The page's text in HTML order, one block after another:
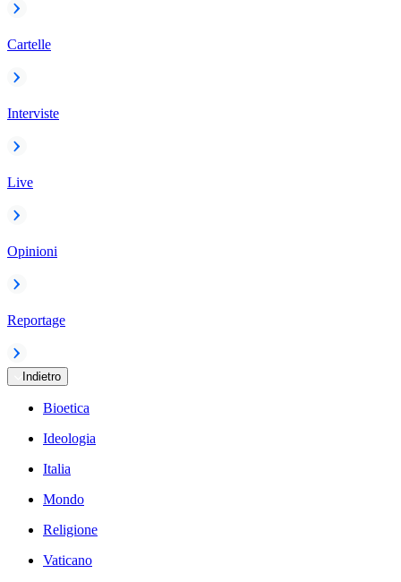
Cartelle
Interviste
Live
Opinioni
Reportage
Indietro
Bioetica
Ideologia
Italia
Mondo
Religione
Vaticano